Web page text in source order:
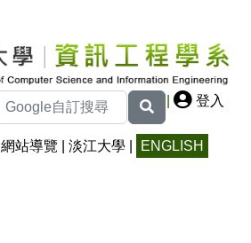
| 登入
網站導覽 淡江大學 ENGLISH